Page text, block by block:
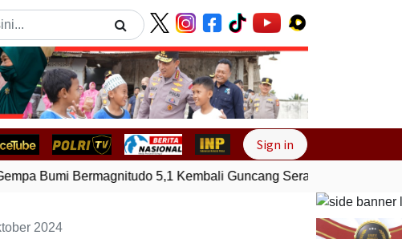
Next
Sign in
Bumi Bermagnitudo 5,1 Kembali Guncang Seram Bagian Timur,
2024